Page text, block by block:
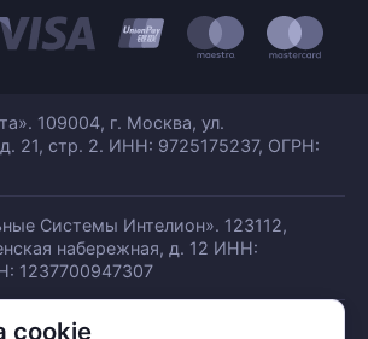
cookie
109004, г. Москва, ул.
д. 21, стр. 2. ИНН: 9725175237, ОГРН:
Системы Интелион». 123112,
набережная, д. 12 ИНН:
1237700947307
ДАТА» 2026